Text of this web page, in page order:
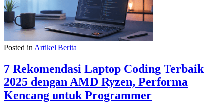
Posted in Artikel Berita
7 Rekomendasi Laptop Coding Terbaik
2025 dengan AMD Ryzen, Performa
Kencang untuk Programmer